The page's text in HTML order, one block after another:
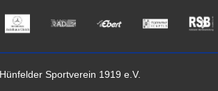
Hünfelder Sportverein 1919 e.V.